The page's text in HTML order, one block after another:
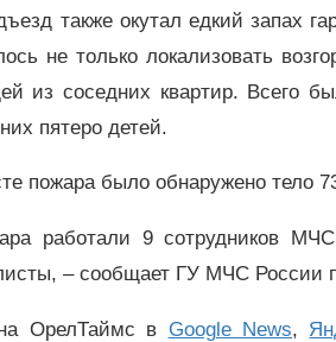
также окутал едкий запах
не только локализовать
из соседних квартир. Всего
пятеро детей.
пожара было обнаружено тело
работали 9 сотрудников
– сообщает ГУ МЧС России
ОрелТаймс в Google News,